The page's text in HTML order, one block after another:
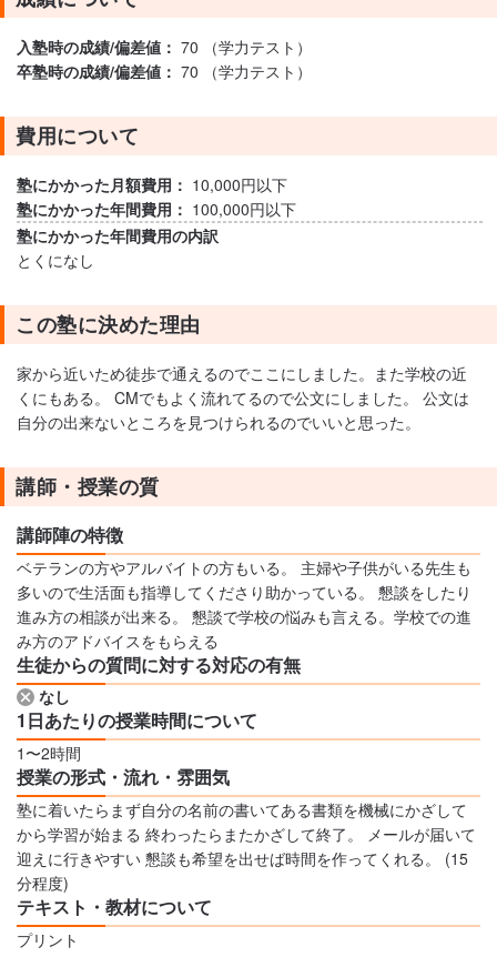
入塾時の成績/偏差値： 70 （学力テスト）
卒塾時の成績/偏差値： 70 （学力テスト）
費用について
塾にかかった月額費用： 10,000円以下
塾にかかった年間費用： 100,000円以下
塾にかかった年間費用の内訳
とくになし
この塾に決めた理由
家から近いため徒歩で通えるのでここにしました。また学校の近
くにもある。 CMでもよく流れてるので公文にしました。 公文は
自分の出来ないところを見つけられるのでいいと思った。
講師・授業の質
講師陣の特徴
ベテランの方やアルバイトの方もいる。 主婦や子供がいる先生も
多いので生活面も指導してくださり助かっている。 懇談をしたり
進み方の相談が出来る。 懇談で学校の悩みも言える。学校での進
み方のアドバイスをもらえる
生徒からの質問に対する対応の有無
なし
1日あたりの授業時間について
1〜2時間
授業の形式・流れ・雰囲気
塾に着いたらまず自分の名前の書いてある書類を機械にかざして
から学習が始まる 終わったらまたかざして終了。 メールが届いて
迎えに行きやすい 懇談も希望を出せば時間を作ってくれる。 (15
分程度)
テキスト・教材について
プリント